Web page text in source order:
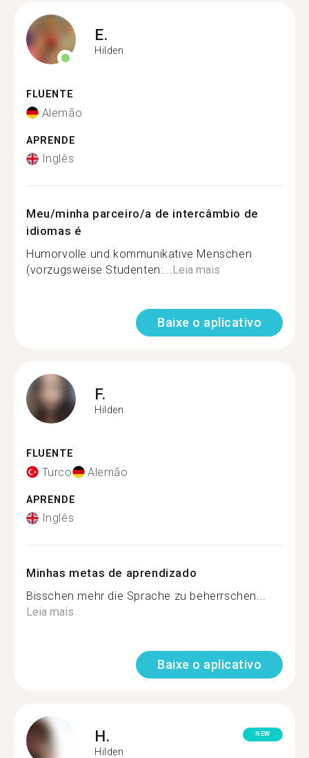
E.
Hilden
FLUENTE
Alemão
APRENDE
Inglês
Meu/minha parceiro/a de intercâmbio de
idiomas é
Humorvolle und kommunikative Menschen
(vorzugsweise Studenten:...Leia mais
Baixe o aplicativo
F.
Hilden
FLUENTE
Turco Alemão
APRENDE
Inglês
Minhas metas de aprendizado
Bisschen mehr die Sprache zu beherrschen...
Leia mais
Baixe o aplicativo
H.
Hilden
NEW